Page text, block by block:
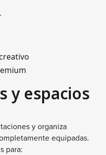
y espacios
y organiza
equipadas.
para: